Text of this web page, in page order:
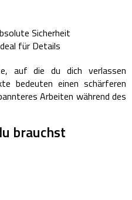
Sicherheit
für Details
auf die du dich verlassen
bedeuten einen schärferen
Arbeiten während des
brauchst